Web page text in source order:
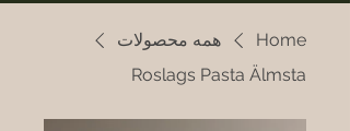
Home
همه محصولات
Roslags Pasta Älmsta